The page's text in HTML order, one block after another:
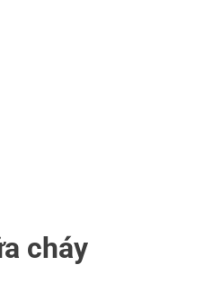
cháy